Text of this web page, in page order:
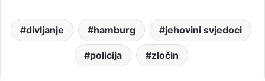
divljanje hamburg jehovini svjedoci
policija zločin